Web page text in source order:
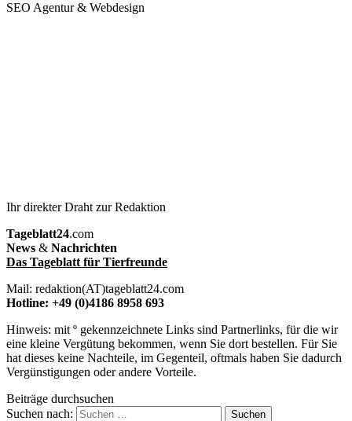
SEO Agentur & Webdesign
Ihr direkter Draht zur Redaktion
Tageblatt24.com
News & Nachrichten
Das Tageblatt für Tierfreunde
Mail: redaktion(AT)tageblatt24.com
Hotline: +49 (0)4186 8958 693
Hinweis: mit º gekennzeichnete Links sind Partnerlinks, für die wir
eine kleine Vergütung bekommen, wenn Sie dort bestellen. Für Sie
hat dieses keine Nachteile, im Gegenteil, oftmals haben Sie dadurch
Vergünstigungen oder andere Vorteile.
Beiträge durchsuchen
Suchen nach: